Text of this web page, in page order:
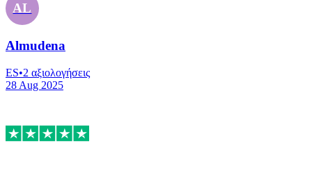
AL
Almudena
ES•2 αξιολογήσεις
28 Aug 2025